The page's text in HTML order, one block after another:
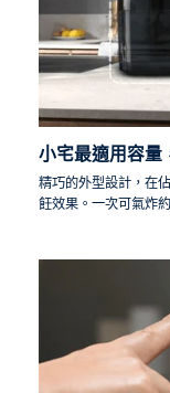
小宅最適用容量
精巧的外型設計，在
飪效果。一次可氣炸